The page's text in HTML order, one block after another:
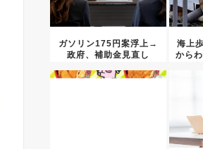
ガソリン175円案浮上→
政府、補助金見直し
海上
から